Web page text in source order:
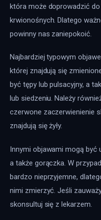
która może doprowadzić
krwionośnych. Dlatego
powinny nas zaniepokoić.
Najbardziej typowym
której znajdują się
być tępy lub pulsacyjny, a
lub siedzeniu. Należy
czerwone zaczerwienienie
znajdują się żyły.
Innymi objawami mogą być
a także gorączka. W
bardzo nieprzyjemne,
nimi zmierzyć. Jeśli
skonsultuj się z lekarzem.